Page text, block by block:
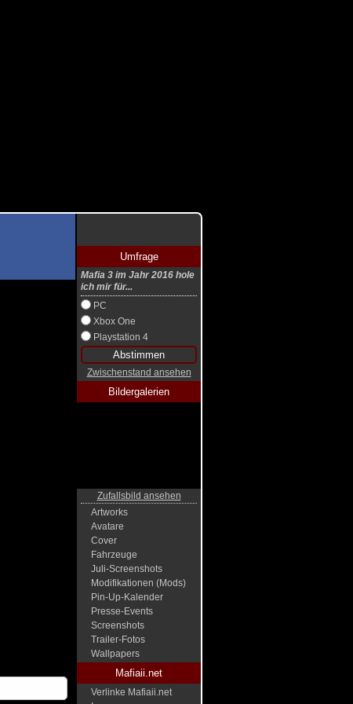
Umfrage
Mafia 3 im Jahr 2016 hole
ich mir für...
PC
Xbox One
Playstation 4
Zwischenstand ansehen
Bildergalerien
Zufallsbild ansehen
Artworks
Avatare
Cover
Fahrzeuge
Juli-Screenshots
Modifikationen (Mods)
Pin-Up-Kalender
Presse-Events
Screenshots
Trailer-Fotos
Wallpapers
Mafiaii.net
Verlinke Mafiaii.net